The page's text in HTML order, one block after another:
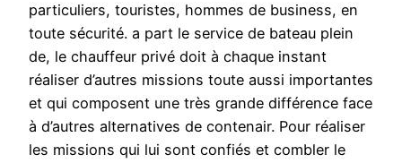
particuliers, touristes, hommes de business, en
toute sécurité. a part le service de bateau plein
de, le chauffeur privé doit à chaque instant
réaliser d’autres missions toute aussi importantes
et qui composent une très grande différence face
à d’autres alternatives de contenair. Pour réaliser
les missions qui lui sont confiés et combler le